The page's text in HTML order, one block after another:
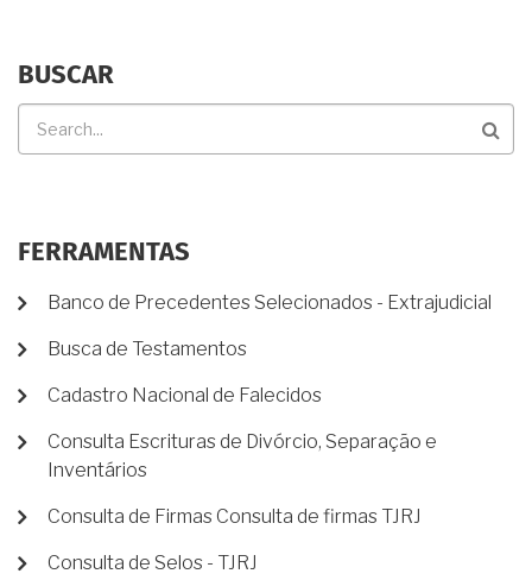
BUSCAR
FERRAMENTAS
Banco de Precedentes Selecionados - Extrajudicial
Busca de Testamentos
Cadastro Nacional de Falecidos
Consulta Escrituras de Divórcio, Separação e
Inventários
Consulta de Firmas Consulta de firmas TJRJ
Consulta de Selos - TJRJ